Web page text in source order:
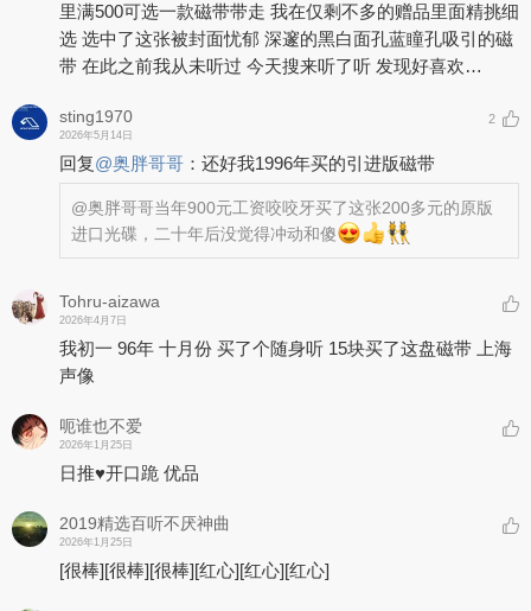
里满500可选一款磁带带走 我在仅剩不多的赠品里面精挑细
选 选中了这张被封面忧郁 深邃的黑白面孔蓝瞳孔吸引的磁
带 在此之前我从未听过 今天搜来听了听 发现好喜欢…
sting1970
2026年5月14日
2
回复@奥胖哥哥 ： 还好我1996年买的引进版磁带
@奥胖哥哥当年900元工资咬咬牙买了这张200多元的原版
进口光碟，二十年后没觉得冲动和傻
Tohru-aizawa
2026年4月7日
我初一 96年 十月份 买了个随身听 15块买了这盘磁带 上海
声像
呃谁也不爱
2026年1月25日
日推♥️开口跪 优品
2019精选百听不厌神曲
2026年1月25日
[很棒][很棒][很棒][红心][红心][红心]